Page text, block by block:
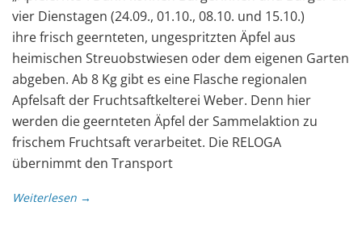
vier Dienstagen (24.09., 01.10., 08.10. und 15.10.)
ihre frisch geernteten, ungespritzten Äpfel aus
heimischen Streuobstwiesen oder dem eigenen Garten
abgeben. Ab 8 Kg gibt es eine Flasche regionalen
Apfelsaft der Fruchtsaftkelterei Weber. Denn hier
werden die geernteten Äpfel der Sammelaktion zu
frischem Fruchtsaft verarbeitet. Die RELOGA
übernimmt den Transport
Weiterlesen →